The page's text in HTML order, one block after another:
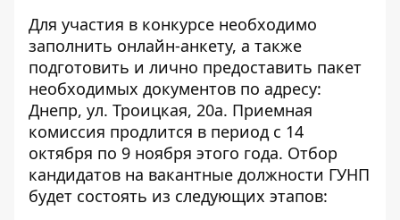
Для участия в конкурсе необходимо
заполнить онлайн-анкету, а также
подготовить и лично предоставить пакет
необходимых документов по адресу:
Днепр, ул. Троицкая, 20а. Приемная
комиссия продлится в период с 14
октября по 9 ноября этого года. Отбор
кандидатов на вакантные должности ГУНП
будет состоять из следующих этапов: